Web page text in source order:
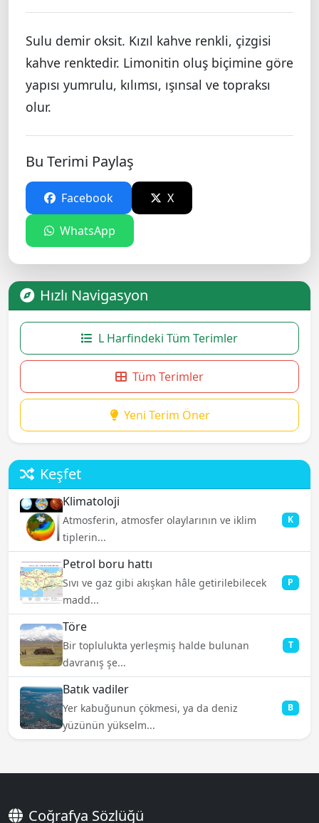
Sulu demir oksit. Kızıl kahve renkli, çizgisi
kahve renktedir. Limonitin oluş biçimine göre
yapısı yumrulu, kılımsı, ışınsal ve topraksı
olur.
Bu Terimi Paylaş
Facebook X
WhatsApp
Hızlı Navigasyon
L Harfindeki Tüm Terimler
Tüm Terimler
Yeni Terim Öner
Keşfet
Klimatoloji
Atmosferin, atmosfer olaylarının ve iklim
tiplerin...
K
Petrol boru hattı
Sıvı ve gaz gibi akışkan hâle getirilebilecek
madd...
P
Töre
Bir toplulukta yerleşmiş halde bulunan
davranış şe...
T
Batık vadiler
Yer kabuğunun çökmesi, ya da deniz
yüzünün yükselm...
B
Coğrafya Sözlüğü